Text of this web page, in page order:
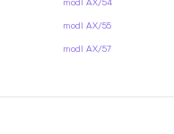
modl AX/54
modl AX/55
modl AX/57